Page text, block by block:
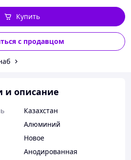
Купить
с продавцом
и описание
Казахстан
Алюминий
Новое
Анодированная